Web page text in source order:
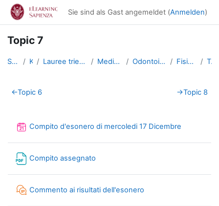
Zum Hauptinhalt
Sie sind als Gast angemeldet (Anmelden)
Topic 7
Startseite Kurse Lauree triennali, magistrali, a ciclo unico Medicina e Odontoiatria Odontoiatria e Protesi Dentaria Fisica (Odontoiatria) Topic 7
Abschnittsübersicht
←Topic 6 →Topic 8
Compito d'esonero di mercoledi 17 Dicembre
Compito assegnato
Commento ai risultati dell'esonero